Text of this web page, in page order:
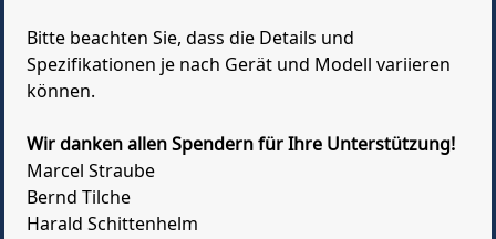
Bitte beachten Sie, dass die Details und
Spezifikationen je nach Gerät und Modell variieren
können.
Wir danken allen Spendern für Ihre Unterstützung!
Marcel Straube
Bernd Tilche
Harald Schittenhelm